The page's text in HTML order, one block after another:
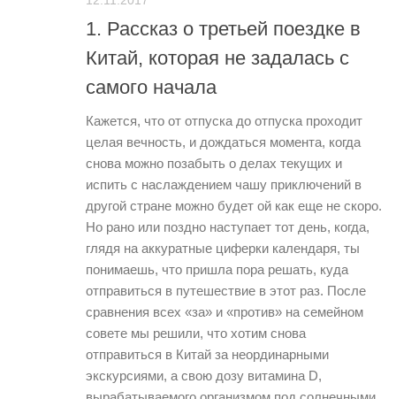
1. Рассказ о третьей поездке в
Китай, которая не задалась с
самого начала
Кажется, что от отпуска до отпуска проходит
целая вечность, и дождаться момента, когда
снова можно позабыть о делах текущих и
испить с наслаждением чашу приключений в
другой стране можно будет ой как еще не скоро.
Но рано или поздно наступает тот день, когда,
глядя на аккуратные циферки календаря, ты
понимаешь, что пришла пора решать, куда
отправиться в путешествие в этот раз. После
сравнения всех «за» и «против» на семейном
совете мы решили, что хотим снова
отправиться в Китай за неординарными
экскурсиями, а свою дозу витамина D,